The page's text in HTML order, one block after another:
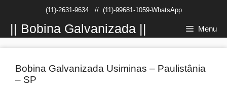
conteúdo
(11)-2631-9634// (11)-99681-1059-WhatsApp
|| Bobina Galvanizada || Menu
Bobina Galvanizada Usiminas – Paulistânia
– SP